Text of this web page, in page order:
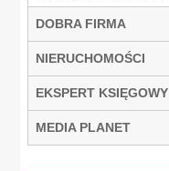
DOBRA FIRMA
NIERUCHOMOŚCI
EKSPERT KSIĘGOWY
MEDIA PLANET